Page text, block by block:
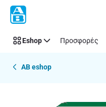
Παράλειψη
Eshop Προσφορές
AB eshop